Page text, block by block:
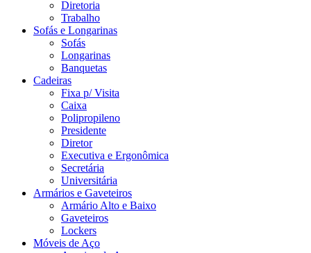
Diretoria
Trabalho
Sofás e Longarinas
Sofás
Longarinas
Banquetas
Cadeiras
Fixa p/ Visita
Caixa
Polipropileno
Presidente
Diretor
Executiva e Ergonômica
Secretária
Universitária
Armários e Gaveteiros
Armário Alto e Baixo
Gaveteiros
Lockers
Móveis de Aço